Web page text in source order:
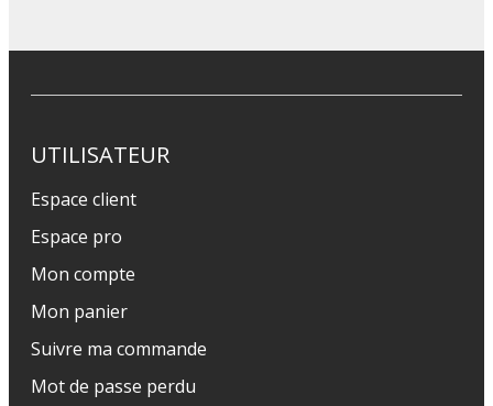
UTILISATEUR
Espace client
Espace pro
Mon compte
Mon panier
Suivre ma commande
Mot de passe perdu